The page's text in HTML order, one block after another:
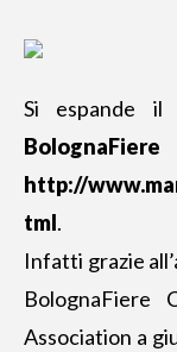
Si espande il
BolognaFiere
http://
tml.
Infatti grazie
BolognaFiere
Association a